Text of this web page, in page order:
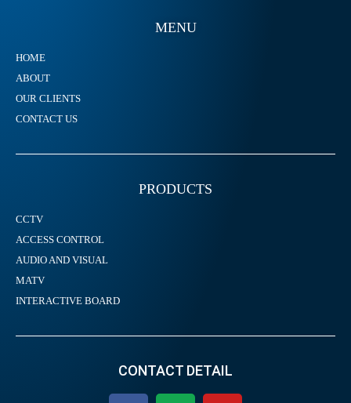
MENU
HOME
ABOUT
OUR CLIENTS
CONTACT US
PRODUCTS
CCTV
ACCESS CONTROL
AUDIO AND VISUAL
MATV
INTERACTIVE BOARD
CONTACT DETAIL